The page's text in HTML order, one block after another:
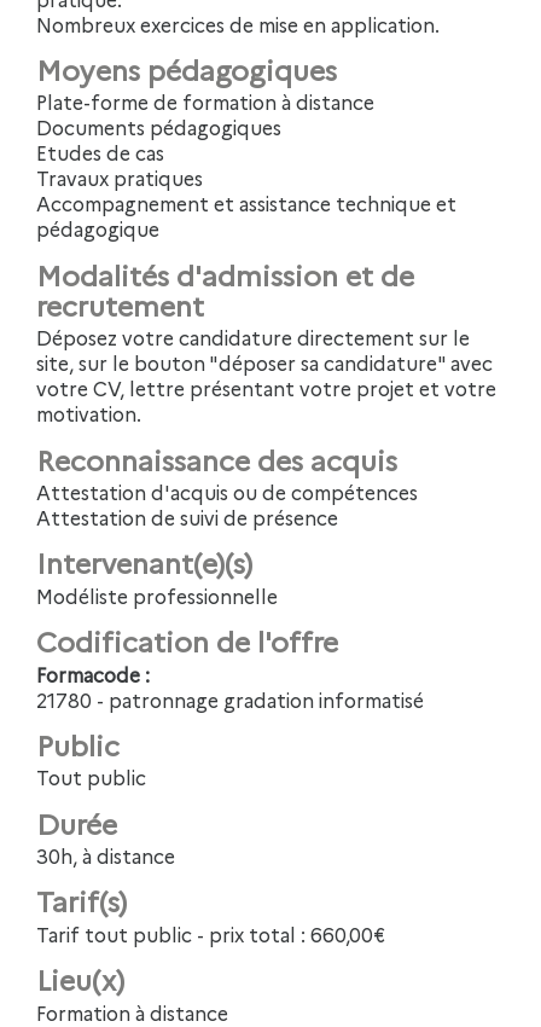
Nombreux exercices de mise en application.
Moyens pédagogiques
Plate-forme de formation à distance
Documents pédagogiques
Etudes de cas
Travaux pratiques
Accompagnement et assistance technique et
pédagogique
Modalités d'admission et de
recrutement
Déposez votre candidature directement sur le
site, sur le bouton "déposer sa candidature" avec
votre CV, lettre présentant votre projet et votre
motivation.
Reconnaissance des acquis
Attestation d'acquis ou de compétences
Attestation de suivi de présence
Intervenant(e)(s)
Modéliste professionnelle
Codification de l'offre
Formacode :
21780 - patronnage gradation informatisé
Public
Tout public
Durée
30h, à distance
Tarif(s)
Tarif tout public - prix total : 660,00€
Lieu(x)
Formation à distance